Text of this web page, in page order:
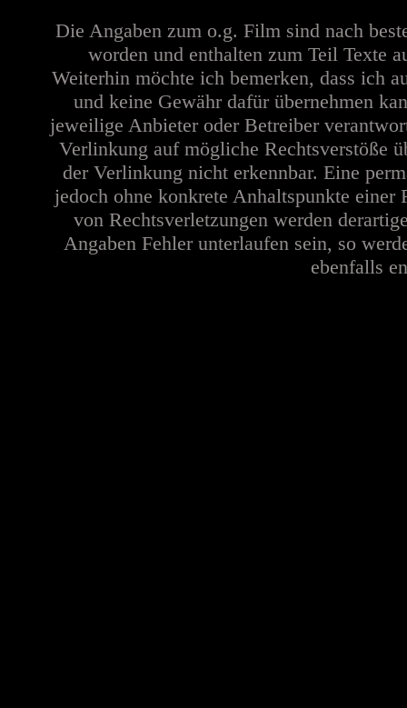
Die Angaben zum o.g. Film sind nach
worden und enthalten zum Teil Texte
Weiterhin möchte ich bemerken, dass ich
und keine Gewähr dafür übernehmen
jeweilige Anbieter oder Betreiber
Verlinkung auf mögliche Rechtsverstöße
der Verlinkung nicht erkennbar. Eine
jedoch ohne konkrete Anhaltspunkte
von Rechtsverletzungen werden
Angaben Fehler unterlaufen sein, so
ebenfalls